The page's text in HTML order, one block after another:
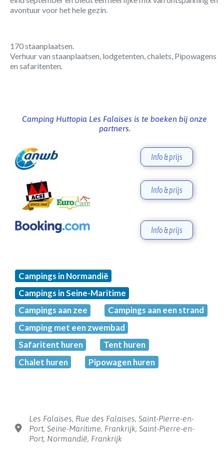
avontuur voor het hele gezin.
170 staanplaatsen.
Verhuur van staanplaatsen, lodgetenten, chalets, Pipowagens
en safaritenten.
Camping Huttopia Les Falaises is te boeken bij onze
partners.
Info & prijs
Info & prijs
Info & prijs
Campings in Normandië
Campings in Seine-Maritime
Campings aan zee
Campings aan een strand
Camping met een zwembad
Safaritent huren
Tent huren
Chalet huren
Pipowagen huren
Les Falaises, Rue des Falaises, Saint-Pierre-en-
Port, Seine-Maritime, Frankrijk, Saint-Pierre-en-
Port, Normandië, Frankrijk